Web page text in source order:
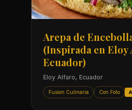
Arepa de
(Inspirada en Eloy
Ecuador)
Eloy Alfaro, Ecuador
Fusion Culinaria Con Foto